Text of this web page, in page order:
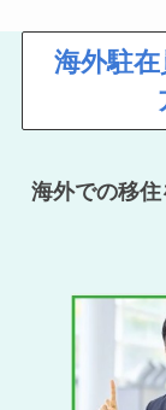
海外駐
海外での移